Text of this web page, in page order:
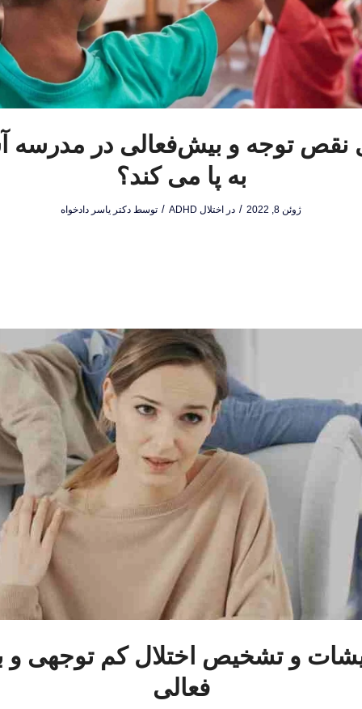
نقص توجه و بیش‌فعالی در
به پا می کند؟
ژوئن 8, 2022 / در اختلال ADHD / توسط دکتر یاسر دادخواه
و تشخیص اختلال کم توجهی
فعالی